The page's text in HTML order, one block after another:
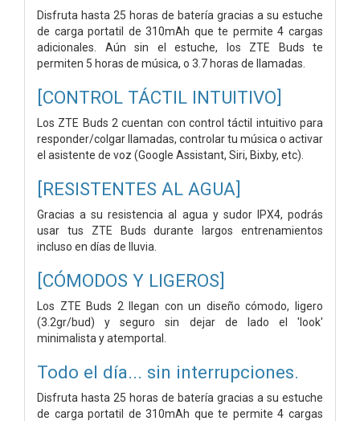
Disfruta hasta 25 horas de batería gracias a su estuche
de carga portatil de 310mAh que te permite 4 cargas
adicionales. Aún sin el estuche, los ZTE Buds te
permiten 5 horas de música, o 3.7 horas de llamadas.
[CONTROL TÁCTIL INTUITIVO]
Los ZTE Buds 2 cuentan con control táctil intuitivo para
responder/colgar llamadas, controlar tu música o activar
el asistente de voz (Google Assistant, Siri, Bixby, etc).
[RESISTENTES AL AGUA]
Gracias a su resistencia al agua y sudor IPX4, podrás
usar tus ZTE Buds durante largos entrenamientos
incluso en días de lluvia.
[CÓMODOS Y LIGEROS]
Los ZTE Buds 2 llegan con un diseño cómodo, ligero
(3.2gr/bud) y seguro sin dejar de lado el 'look'
minimalista y atemportal.
Todo el día... sin interrupciones.
Disfruta hasta 25 horas de batería gracias a su estuche
de carga portatil de 310mAh que te permite 4 cargas